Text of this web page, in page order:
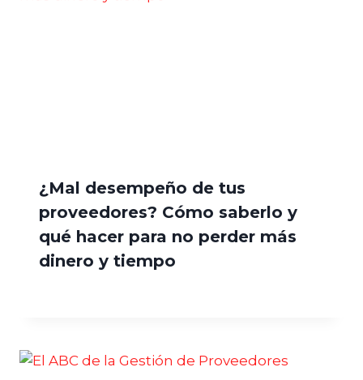
¿Mal desempeño de tus
proveedores? Cómo saberlo y
qué hacer para no perder más
dinero y tiempo